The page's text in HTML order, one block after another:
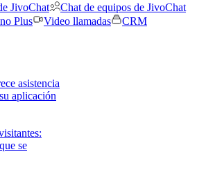
JivoChat
Chat de equipos de JivoChat
Plus Video llamadas
CRM
asistencia
aplicación
se